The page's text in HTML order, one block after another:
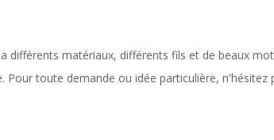
différents matériaux, différents fils et de beaux
Pour toute demande ou idée particulière, n'hésitez